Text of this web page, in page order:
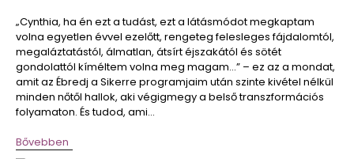
„Cynthia, ha én ezt a tudást, ezt a látásmódot megkaptam
volna egyetlen évvel ezelőtt, rengeteg felesleges fájdalomtól,
megaláztatástól, álmatlan, átsírt éjszakától és sötét
gondolattól kíméltem volna meg magam…” – ez az a mondat,
amit az Ébredj a Sikerre programjaim után szinte kivétel nélkül
minden nőtől hallok, aki végigmegy a belső transzformációs
folyamaton. És tudod, ami...
Bővebben